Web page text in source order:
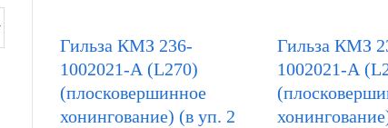
Гильза КМЗ 236-
1002021-А (L270)
(плосковершинное
хонингование) (в уп. 2
Гильза КМЗ
1002021-А